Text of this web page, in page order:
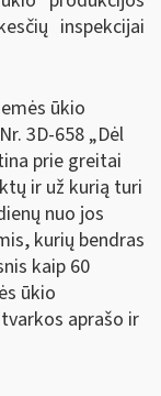
inspekcijai
ūkio
3D-658 „Dėl
prie greitai
ir už kurią turi
nuo jos
kurių bendras
kaip 60
ūkio
aprašo ir